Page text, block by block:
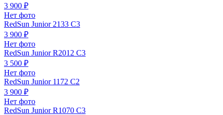
3 900 ₽
Нет фото
RedSun Junior 2133 C3
3 900 ₽
Нет фото
RedSun Junior R2012 C3
3 500 ₽
Нет фото
RedSun Junior 1172 C2
3 900 ₽
Нет фото
RedSun Junior R1070 C3